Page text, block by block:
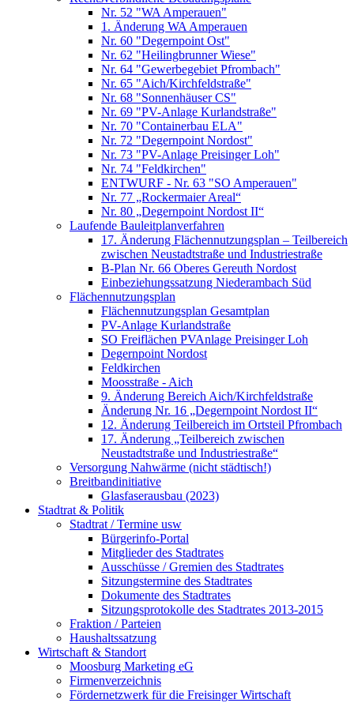
Nr. 52 "WA Amperauen"
1. Änderung WA Amperauen
Nr. 60 "Degernpoint Ost"
Nr. 62 "Heilingbrunner Wiese"
Nr. 64 "Gewerbegebiet Pfrombach"
Nr. 65 "Aich/Kirchfeldstraße"
Nr. 68 "Sonnenhäuser CS"
Nr. 69 "PV-Anlage Kurlandstraße"
Nr. 70 "Containerbau ELA"
Nr. 72 "Degernpoint Nordost"
Nr. 73 "PV-Anlage Preisinger Loh"
Nr. 74 "Feldkirchen"
ENTWURF - Nr. 63 "SO Amperauen"
Nr. 77 „Rockermaier Areal“
Nr. 80 „Degernpoint Nordost II“
Laufende Bauleitplanverfahren
17. Änderung Flächennutzungsplan – Teilbereich
zwischen Neustadtstraße und Industriestraße
B-Plan Nr. 66 Oberes Gereuth Nordost
Einbeziehungssatzung Niederambach Süd
Flächennutzungsplan
Flächennutzungsplan Gesamtplan
PV-Anlage Kurlandstraße
SO Freiflächen PV­Anlage Preisinger Loh
Degernpoint Nordost
Feldkirchen
Moosstraße - Aich
9. Änderung Bereich Aich/Kirchfeldstraße
Änderung Nr. 16 „Degernpoint Nordost II“
12. Änderung Teilbereich im Ortsteil Pfrombach
17. Änderung „Teilbereich zwischen
Neustadtstraße und Industriestraße“
Versorgung Nahwärme (nicht städtisch!)
Breitbandinitiative
Glasfaserausbau (2023)
Stadtrat & Politik
Stadtrat / Termine usw
Bürgerinfo-Portal
Mitglieder des Stadtrates
Ausschüsse / Gremien des Stadtrates
Sitzungstermine des Stadtrates
Dokumente des Stadtrates
Sitzungsprotokolle des Stadtrates 2013-2015
Fraktion / Parteien
Haushaltssatzung
Wirtschaft & Standort
Moosburg Marketing eG
Firmenverzeichnis
Fördernetzwerk für die Freisinger Wirtschaft